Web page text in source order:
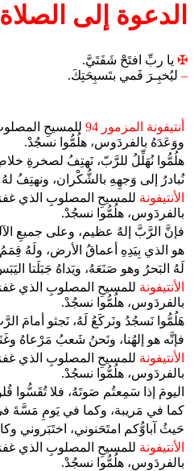
الدعوة إلى الصلاة
✠ يا ربِّ افتَحْ شَفَتَيَّ.
– ليُخبِـرَ فَمي بتَسبِحَتِكَ.
أنتيفونة المزمور 94
للمسيحِ
ووَعَدَهُ بالفردَوس، هلُمُّوا نسجُدْ.
هلُمُّوا نُهَلِّلُ للرَّبّ، نَهتِفُ لصخرةِ
نُبادرُ إلى وَجهِهِ بالشُّكْران، ونهتِفُ لهُ
الأنتيفونة للمسيحِ المصلوبِ الذي
بالفردَوس، هلُمُّوا نسجُدْ.
فإنَّ الرَّبَّ إلهٌ عظيم، وعلى جميعِ
هو الذي بِيَدِهِ أعماقُ الأرض، ولَهُ
لَهُ البَحرُ وهو صَنَعَهُ، ويَداهُ جَبَلَتا
الأنتيفونة للمسيحِ المصلوبِ الذي
بالفردَوس، هلُمُّوا نسجُدْ.
هَلُمُّوا نَسجُدُ ونَركَعُ لَهُ، نَجثو أمامَ
فإنَّه هو إلهُنا، ونَحنُ شَعبُ مَرْعاهُ
الأنتيفونة للمسيحِ المصلوبِ الذي
بالفردَوس، هلُمُّوا نسجُدْ.
اليومَ إذا سَمِعتُم صَوتَهُ، فلا تُقَسُّوا
كما في مَريبة، وكما في يَومِ مَسَّةَ
حَيثُ آباوُّكم امتَحَنوني، اختَبَروني
الأنتيفونة للمسيحِ المصلوبِ الذي
بالفردَوس، هلُمُّوا نسجُدْ.